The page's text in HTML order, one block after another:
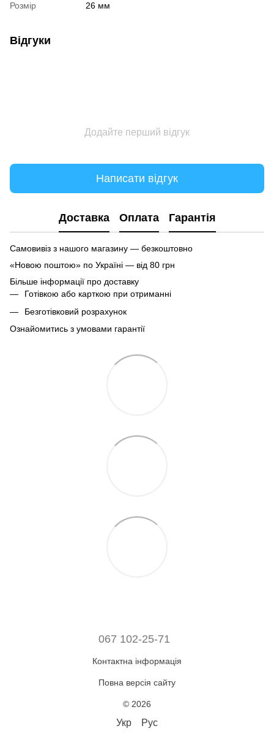
Розмір 26 мм
Відгуки
Додайте перший відгук
Написати відгук
Доставка Оплата Гарантія
Самовивіз з нашого магазину — безкоштовно
«Новою поштою» по Україні — від 80 грн
Більше інформації про доставку
Готівкою або карткою при отриманні
Безготівковий розрахунок
Ознайомитись з умовами гарантії
067 102-25-71
Контактна інформація
Повна версія сайту
© 2026
Укр Рус